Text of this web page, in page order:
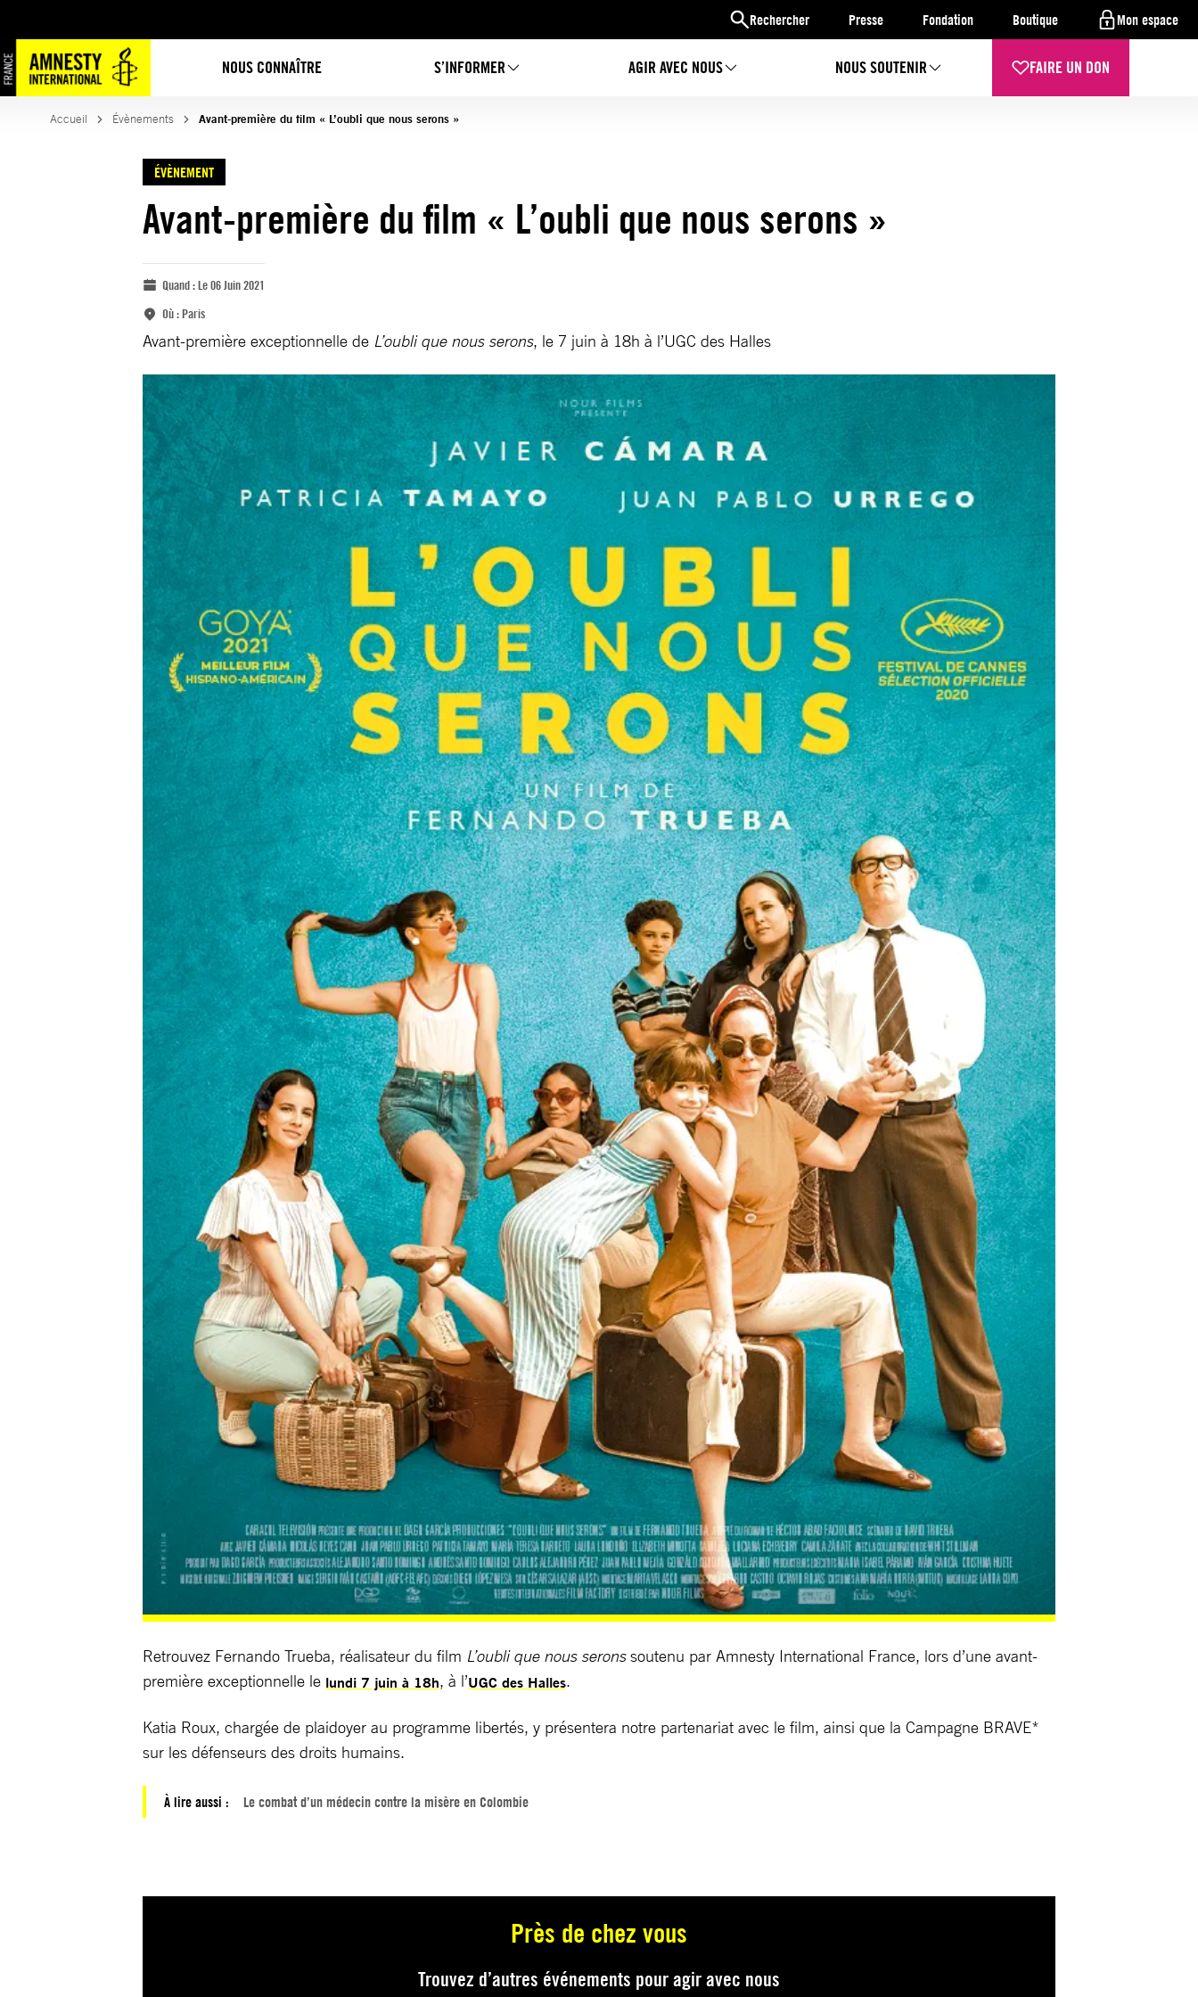
Rechercher Presse Fondation Boutique Mon espace
NOUS CONNAÎTRE S’INFORMER AGIR AVEC NOUS NOUS SOUTENIR FAIRE UN DON
Accueil Évènements Avant-première du film « L’oubli que nous serons »
ÉVÈNEMENT
Avant-première du film « L’oubli que nous serons »
Quand :Le 06 Juin 2021
Où :Paris
Avant-première exceptionnelle de L’oubli que nous serons, le 7 juin à 18h à l’UGC des Halles
Retrouvez Fernando Trueba, réalisateur du film L’oubli que nous seronssoutenu par Amnesty International France, lors d’une avant-
première exceptionnelle le lundi 7 juin à 18h, à l’UGC des Halles.
Katia Roux, chargée de plaidoyer au programme libertés, y présentera notre partenariat avec le film, ainsi que la Campagne BRAVE*
sur les défenseurs des droits humains.
À lire aussi : Le combat d’un médecin contre la misère en Colombie
Près de chez vous
Trouvez d’autres événements pour agir avec nous